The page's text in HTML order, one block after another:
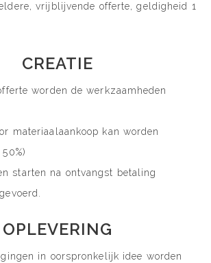
vrijblijvende offerte, geldigheid 1
CREATIE
worden de werkzaamheden
materiaalaankoop kan worden
starten na ontvangst betaling
OPLEVERING
in oorspronkelijk idee worden